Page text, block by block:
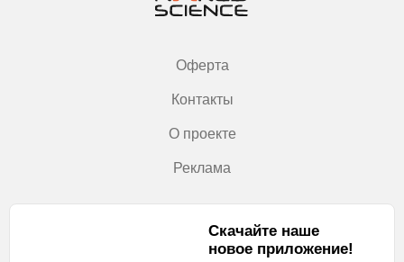
Оферта
Контакты
О проекте
Реклама
Скачайте наше
новое приложение!